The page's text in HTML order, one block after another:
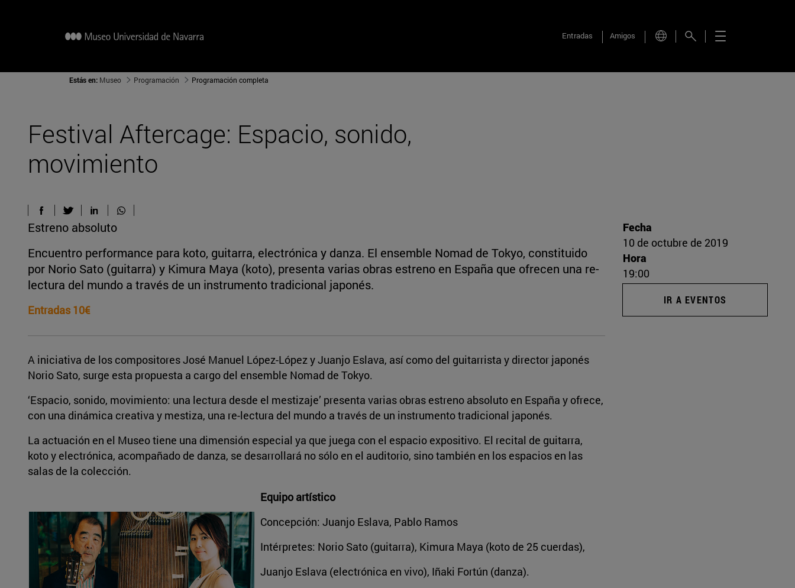
Entradas Amigos
Estás en: Museo Programación Programación completa
Festival Aftercage: Espacio, sonido,
movimiento
Estreno absoluto
Encuentro performance para koto, guitarra, electrónica y danza. El ensemble Nomad de Tokyo, constituido
por Norio Sato (guitarra) y Kimura Maya (koto), presenta varias obras estreno en España que ofrecen una re-
lectura del mundo a través de un instrumento tradicional japonés.
Entradas 10€
A iniciativa de los compositores José Manuel López-López y Juanjo Eslava, así como del guitarrista y director japonés
Norio Sato, surge esta propuesta a cargo del ensemble Nomad de Tokyo.
‘Espacio, sonido, movimiento: una lectura desde el mestizaje’ presenta varias obras estreno absoluto en España y ofrece,
con una dinámica creativa y mestiza, una re-lectura del mundo a través de un instrumento tradicional japonés.
La actuación en el Museo tiene una dimensión especial ya que juega con el espacio expositivo. El recital de guitarra,
koto y electrónica, acompañado de danza, se desarrollará no sólo en el auditorio, sino también en los espacios en las
salas de la colección.
Equipo artístico
Concepción: Juanjo Eslava, Pablo Ramos
Intérpretes: Norio Sato (guitarra), Kimura Maya (koto de 25 cuerdas),
Juanjo Eslava (electrónica en vivo), Iñaki Fortún (danza).
Fecha
10 de octubre de 2019
Hora
19:00
IR A EVENTOS